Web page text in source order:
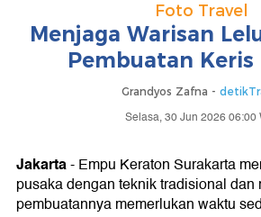
Foto Travel
Menjaga Warisan
Pembuatan Keris
Grandyos Zafna -
Selasa, 30 Jun 2026 06:00
Jakarta- Empu Keraton Surakarta
pusaka dengan teknik tradisional dan
pembuatannya memerlukan waktu